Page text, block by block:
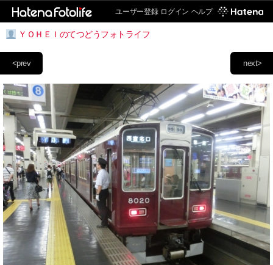
ユーザー登録 ログイン ヘルプ
ＹＯＨＥＩのてつどうフォトライフ
next>
<prev